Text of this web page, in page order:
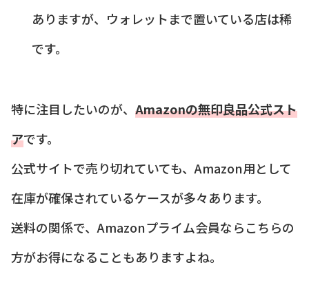
ありますが、ウォレットまで置いている店は稀
です。
特に注目したいのが、 Amazonの無印良品公式スト
アです。
公式サイトで売り切れていても、Amazon用として
在庫が確保されているケースが多々あります。
送料の関係で、Amazonプライム会員ならこちらの
方がお得になることもありますよね。